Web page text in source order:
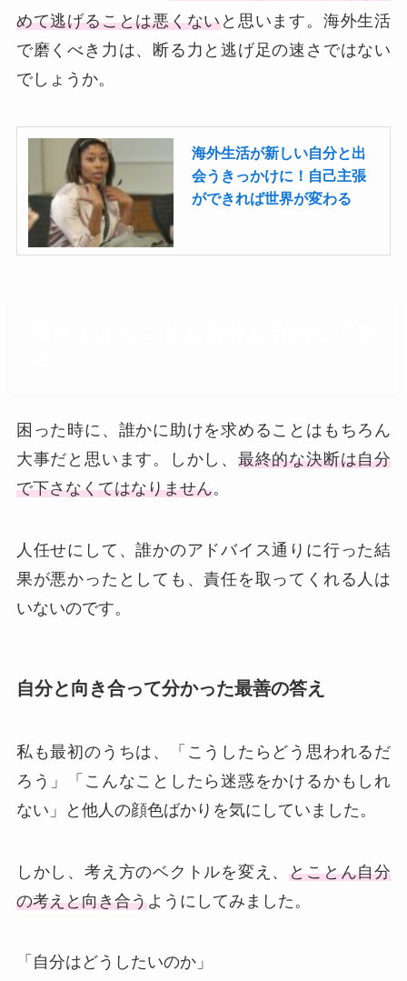
めて逃げることは悪くないと思います。海外生活
で磨くべき力は、断る力と逃げ足の速さではない
でしょうか。
海外生活が新しい自分と出
会うきっかけに！自己主張
ができれば世界が変わる
困った時に、誰かに助けを求めることはもちろん
大事だと思います。しかし、 最終的な決断は自分
で下さなくてはなりません。
人任せにして、誰かのアドバイス通りに行った結
果が悪かったとしても、責任を取ってくれる人は
いないのです。
自分と向き合って分かった最善の答え
私も最初のうちは、「こうしたらどう思われるだ
ろう」「こんなことしたら迷惑をかけるかもしれ
ない」と他人の顔色ばかりを気にしていました。
しかし、考え方のベクトルを変え、とことん自分
の考えと向き合うようにしてみました。
「自分はどうしたいのか」